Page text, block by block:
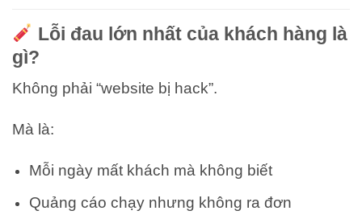
Lỗi đau lớn nhất của khách hàng là
gì?
Không phải “website bị hack”.
Mà là:
Mỗi ngày mất khách mà không biết
Quảng cáo chạy nhưng không ra đơn